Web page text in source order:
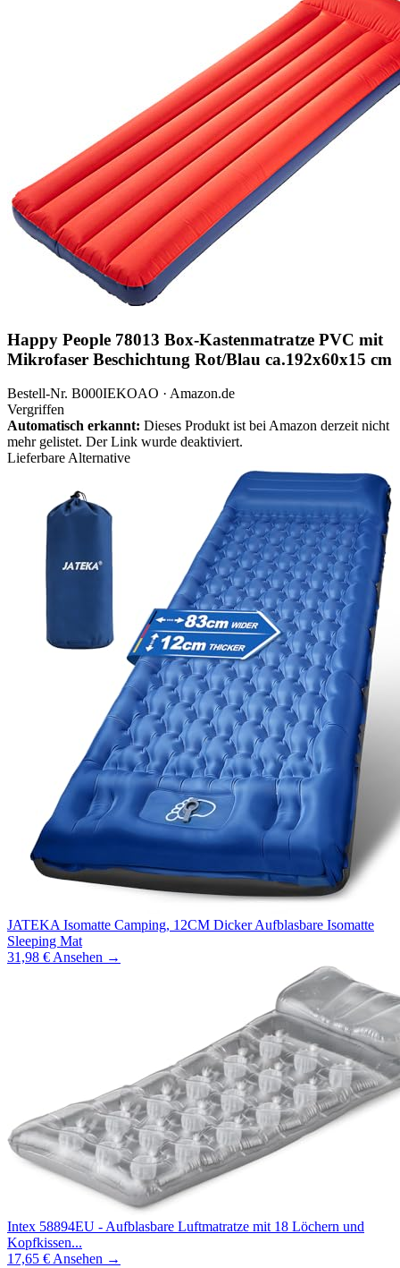
Happy People 78013 Box-Kastenmatratze PVC mit
Mikrofaser Beschichtung Rot/Blau ca.192x60x15 cm
Bestell-Nr. B000IEKOAO · Amazon.de
Vergriffen
Automatisch erkannt: Dieses Produkt ist bei Amazon derzeit nicht
mehr gelistet. Der Link wurde deaktiviert.
Lieferbare Alternative
JATEKA Isomatte Camping, 12CM Dicker Aufblasbare Isomatte
Sleeping Mat
31,98 € Ansehen →
Intex 58894EU - Aufblasbare Luftmatratze mit 18 Löchern und
Kopfkissen...
17,65 € Ansehen →